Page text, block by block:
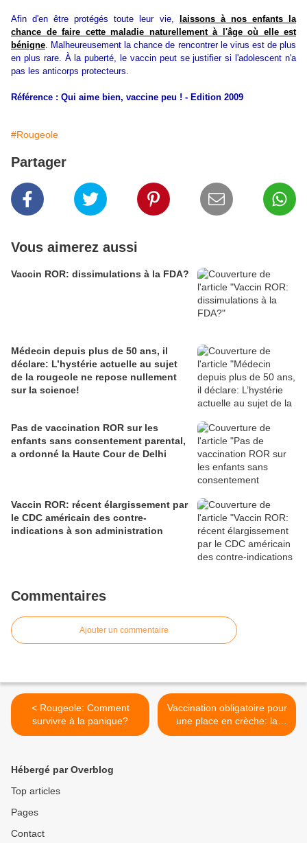
Afin d'en être protégés toute leur vie,
laissons à nos enfants la
chance de faire cette maladie naturellement à l'âge où elle est
bénigne. Malheureusement la chance de rencontrer le virus est de plus
en plus rare. À la puberté, le vaccin peut se justifier si l'adolescent n'a
pas les anticorps protecteurs.
Référence : Qui aime bien, vaccine peu ! - Edition 2009
#Rougeole
Partager
Vous aimerez aussi
Vaccin ROR: dissimulations à la FDA?
Médecin depuis plus de 50 ans, il
déclare: L’hystérie actuelle au sujet
de la rougeole ne repose nullement
sur la science!
Pas de vaccination ROR sur les
enfants sans consentement parental,
a ordonné la Haute Cour de Delhi
Vaccin ROR: récent élargissement par
le CDC américain des contre-
indications à son administration
Commentaires
Ajouter un commentaire
< Rougeole: Comment
survivre à la panique?
Vaccination obligatoire pour
une place en crèche: la
Communauté française
Hébergé par Overblog
Top articles
Pages
Contact